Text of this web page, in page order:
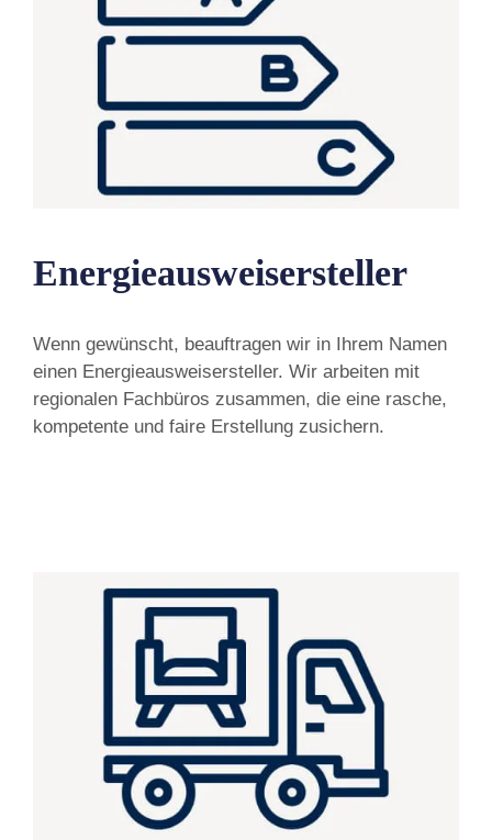
Energieausweisersteller
Wenn gewünscht, beauftragen wir in Ihrem Namen
einen Energieausweisersteller. Wir arbeiten mit
regionalen Fachbüros zusammen, die eine rasche,
kompetente und faire Erstellung zusichern.